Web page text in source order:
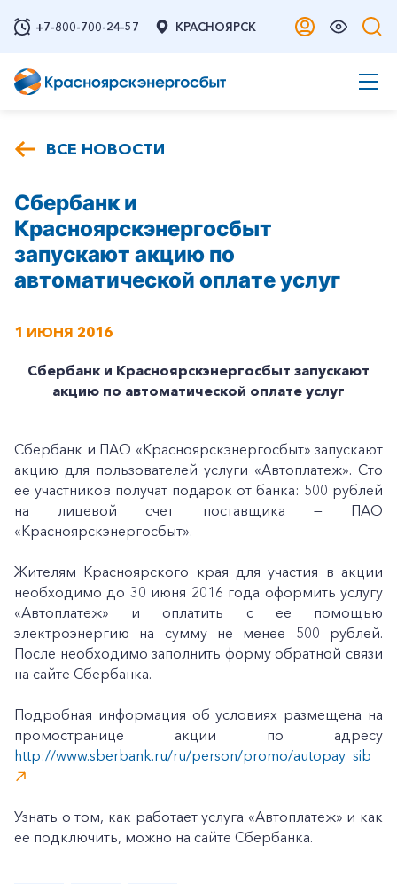
+7-800-700-24-57 КРАСНОЯРСК
ВСЕ НОВОСТИ
Сбербанк и
Красноярскэнергосбыт
запускают акцию по
автоматической оплате услуг
1 ИЮНЯ 2016
Сбербанк и Красноярскэнергосбыт запускают
акцию по автоматической оплате услуг
Сбербанк и ПАО «Красноярскэнергосбыт» запускают
акцию для пользователей услуги «Автоплатеж». Сто
ее участников получат подарок от банка: 500 рублей
на лицевой счет поставщика — ПАО
«Красноярскэнергосбыт».
Жителям Красноярского края для участия в акции
необходимо до 30 июня 2016 года оформить услугу
«Автоплатеж» и оплатить с ее помощью
электроэнергию на сумму не менее 500 рублей.
После необходимо заполнить форму обратной связи
на сайте Сбербанка.
Подробная информация об условиях размещена на
промостранице акции по адресу
http://www.sberbank.ru/ru/person/promo/autopay_sib
Узнать о том, как работает услуга «Автоплатеж» и как
ее подключить, можно на сайте Сбербанка.